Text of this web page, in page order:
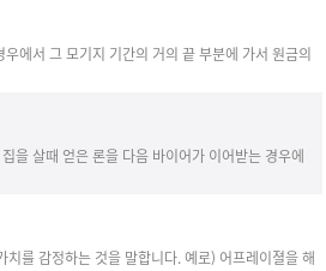
에서 그 모기지 기간의 거의 끝 부분에 가서 원금의
을 살때 얻은 론을 다음 바이어가 이어받는 경우에
치를 감정하는 것을 말합니다. 예로) 어프레이졀을 해